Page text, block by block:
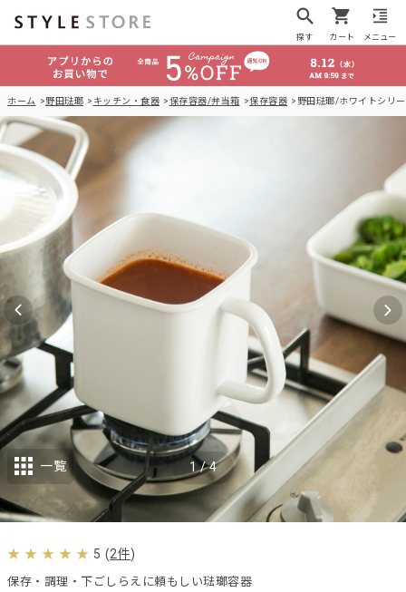
探す カート メニュー
ホーム 野田琺瑯 キッチン・食器 保存容器/弁当箱 保存容器 野田琺瑯/ホワイトシリ
保存・調理・下ごしらえに頼もしい琺瑯容器
5 (2件)
1/4
一覧